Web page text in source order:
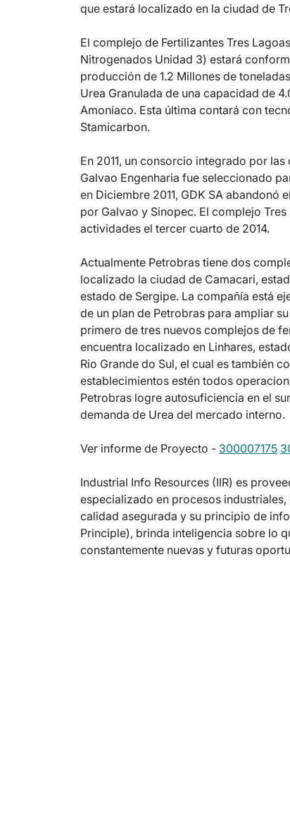
que estará localizado en la ciudad de
El complejo de Fertilizantes Tres
Nitrogenados Unidad 3) estará
producción de 1.2 Millones de
Urea Granulada de una capacidad de
Amoníaco. Esta última contará con
Stamicarbon.
En 2011, un consorcio integrado por
Galvao Engenharia fue seleccionado
en Diciembre 2011, GDK SA
por Galvao y Sinopec. El complejo
actividades el tercer cuarto de 2014.
Actualmente Petrobras tiene dos
localizado la ciudad de Camacari,
estado de Sergipe. La compañía está
de un plan de Petrobras para ampliar
primero de tres nuevos complejos de
encuentra localizado en Linhares,
Rio Grande do Sul, el cual es también
establecimientos estén todos
Petrobras logre autosuficiencia en el
demanda de Urea del mercado interno.
Ver informe de Proyecto - 300007175
Industrial Info Resources (IIR) es
especializado en procesos
calidad asegurada y su principio de
Principle), brinda inteligencia sobre lo
constantemente nuevas y futuras